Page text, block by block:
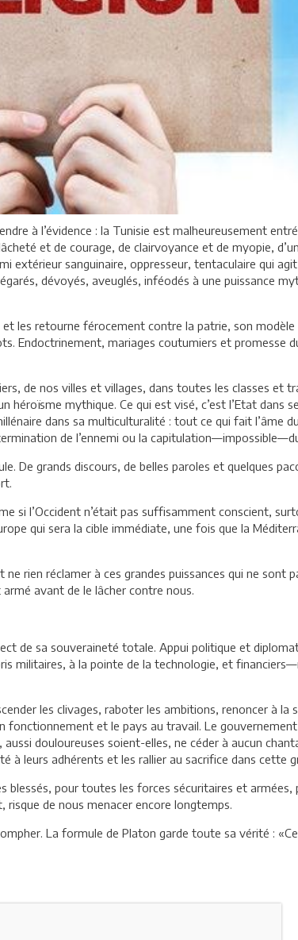
à l’évidence : la Tunisie est malheureusement
et de courage, de clairvoyance et de myopie,
extérieur sanguinaire, oppresseur, tentaculaire qui
dévoyés, aveuglés, inféodés à une puissance
les retourne férocement contre la patrie, son
Endoctrinement, mariages coutumiers et promesse
de nos villes et villages, dans toutes les classes et
héroïsme mythique. Ce qui est visé, c’est l’Etat
dans sa multiculturalité : tout ce qui fait l’âme
de l’ennemi ou la
De grands discours, de belles paroles et quelques
si l’Occident n’était pas suffisamment conscient,
qui sera la cible immédiate, une fois que la
rien réclamer à ces grandes puissances qui ne sont
avant de le lâcher contre nous.
de sa souveraineté totale. Appui politique et
militaires, à la pointe de la technologie, et
les clivages, raboter les ambitions, renoncer à la
et le pays au travail. Le
douloureuses soient-elles, ne céder à aucun
à leurs adhérents et les rallier au sacrifice dans cette
pour toutes les forces sécuritaires et
de nous menacer encore longtemps.
La formule de Platon garde toute sa vérité :